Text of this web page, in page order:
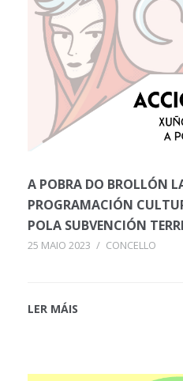
A POBRA DO BROLLÓN
PROGRAMACIÓN
POLA SUBVENCIÓN
25 MAIO 2023 / CONCELLO
LER MÁIS